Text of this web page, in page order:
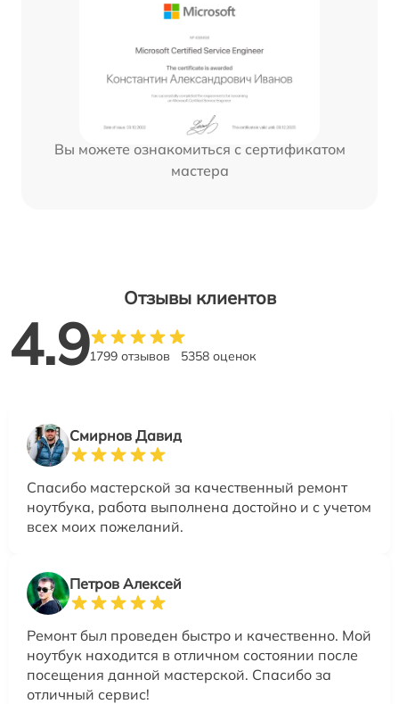
Вы можете ознакомиться с сертификатом
мастера
Отзывы клиентов
4.91799 отзывов 5358 оценок
Смирнов Давид
Спасибо мастерской за качественный ремонт
ноутбука, работа выполнена достойно и с учетом
всех моих пожеланий.
Петров Алексей
Ремонт был проведен быстро и качественно. Мой
ноутбук находится в отличном состоянии после
посещения данной мастерской. Спасибо за
отличный сервис!